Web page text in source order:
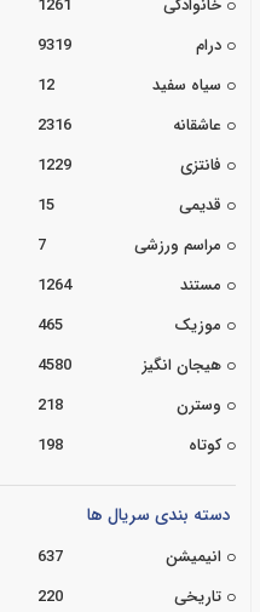
خانوادگی
1261
درام
9319
سیاه سفید
12
عاشقانه
2316
فانتزی
1229
قدیمی
15
مراسم ورزشی
7
مستند
1264
موزیک
465
هیجان انگیز
4580
وسترن
218
کوتاه
198
دسته بندی سریال ها
انیمیشن 637
تاریخی
220